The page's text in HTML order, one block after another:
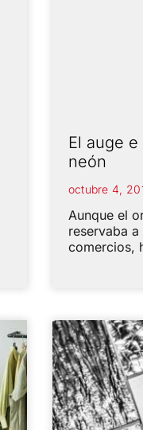
El auge
neón
octubre 4,
Aunque el
reservaba
comercios,